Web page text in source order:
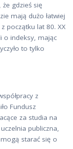
gdzieś się
mają dużo łatwiej
początku lat 80. XX
o indeksy, mając
to tylko
z
Fundusz
za studia na
publiczna,
starać się o